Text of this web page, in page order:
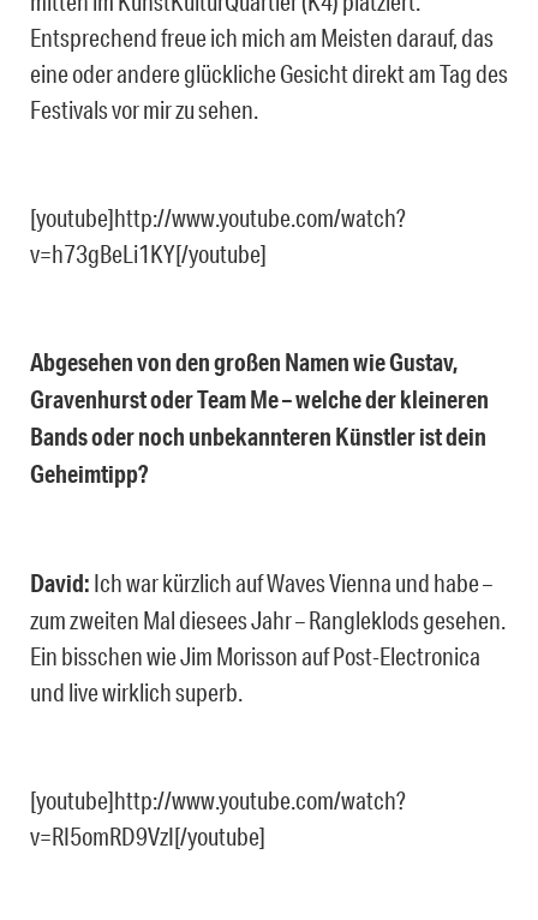
Entsprechend freue ich mich am Meisten darauf, das
eine oder andere glückliche Gesicht direkt am Tag des
Festivals vor mir zu sehen.
[youtube]http://www.youtube.com/watch?
v=h73gBeLi1KY[/youtube]
Abgesehen von den großen Namen wie Gustav,
Gravenhurst oder Team Me – welche der kleineren
Bands oder noch unbekannteren Künstler ist dein
Geheimtipp?
David: Ich war kürzlich auf Waves Vienna und habe –
zum zweiten Mal diesees Jahr – Rangleklods gesehen.
Ein bisschen wie Jim Morisson auf Post-Electronica
und live wirklich superb.
[youtube]http://www.youtube.com/watch?
v=RI5omRD9VzI[/youtube]